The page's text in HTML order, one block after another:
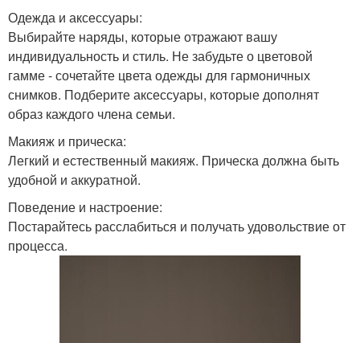
Одежда и аксессуары:
Выбирайте наряды, которые отражают вашу
индивидуальность и стиль. Не забудьте о цветовой
гамме - сочетайте цвета одежды для гармоничных
снимков. Подберите аксессуары, которые дополнят
образ каждого члена семьи.
Макияж и прическа:
Легкий и естественный макияж. Прическа должна быть
удобной и аккуратной.
Поведение и настроение:
Постарайтесь расслабиться и получать удовольствие от
процесса.